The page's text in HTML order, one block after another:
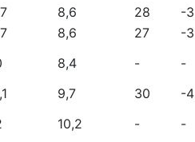
8,6 28 -3
8,6 27 -3
8,4 - -
9,7 30 -4
10,2 - -